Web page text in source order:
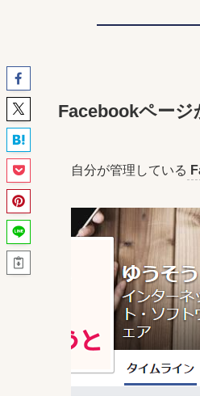
Facebookペー
自分が管理している